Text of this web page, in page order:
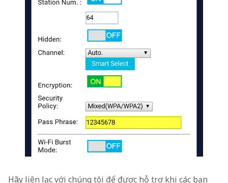
Hãy liên lạc với chúng tôi để được hỗ trợ khi các bạn